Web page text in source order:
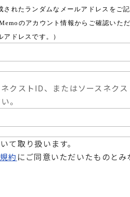
されたランダムなメールアドレスをご記
のアカウント情報からご確認いた
アドレスです。
）
クストID、またはソースネク
。
て取り扱います。
約 にご同意いただいたものとみ